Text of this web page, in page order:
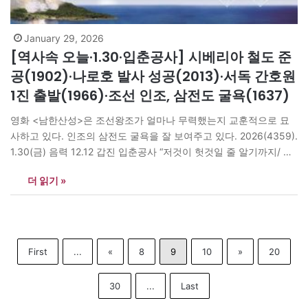
January 29, 2026
[역사속 오늘·1.30·입춘공사] 시베리아 철도 준
공(1902)·나로호 발사 성공(2013)·서독 간호원
1진 출발(1966)·조선 인조, 삼전도 굴욕(1637)
영화 <남한산성>은 조선왕조가 얼마나 무력했는지 교훈적으로 묘
사하고 있다. 인조의 삼전도 굴욕을 잘 보여주고 있다. 2026(4359).
1.30(금) 음력 12.12 갑진 입춘공사 “저것이 헛것일 줄 알기까지/ 한
헛것 가득 찬 줄 알기까지/ 한평생이 걸렸구나// 벼락, 천둥인 줄 알
았던 것도 헛것이고/ 젖은 신발인 줄 알았던…
더 읽기 »
First ... « 8 9 10 » 20
30 ... Last